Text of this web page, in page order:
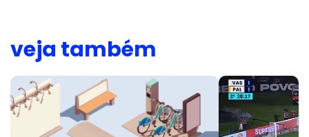
veja também